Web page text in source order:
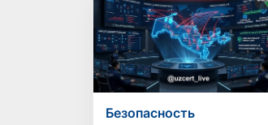
Безопасность